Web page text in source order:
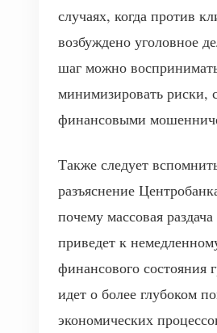
случаях, когда против
возбуждено уголовное
шаг можно
минимизировать риски,
финансовыми
Также следует
разъяснение
почему массовая
приведет к
финансового состояния
идет о более глубоком
экономических